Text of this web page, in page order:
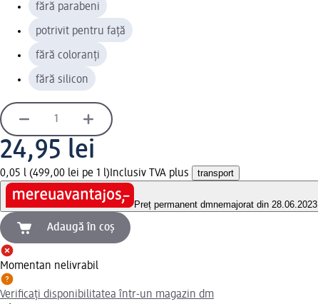
fără parabeni
potrivit pentru față
fără coloranți
fără silicon
24,95 lei
0,05 l (499,00 lei pe 1 l) Inclusiv TVA plus transport
Preț permanent dmnemajorat din 28.06.2023
Adaugă în coș
Momentan nelivrabil
Verificați disponibilitatea într-un magazin dm